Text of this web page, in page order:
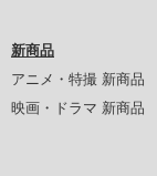
新商品
アニメ・特撮 新商品
映画・ドラマ 新商品